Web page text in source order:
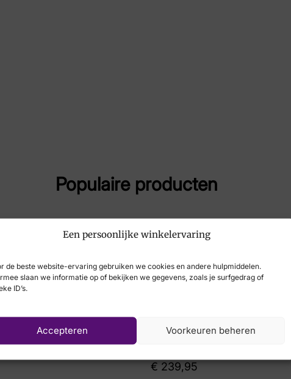
Een persoonlijke winkelervaring
de beste website-ervaring gebruiken we cookies en andere hulpmiddelen.
slaan we informatie op of bekijken we gegevens, zoals je surfgedrag of
ID’s.
Accepteren Voorkeuren beheren
Populaire producten
€ 239,95